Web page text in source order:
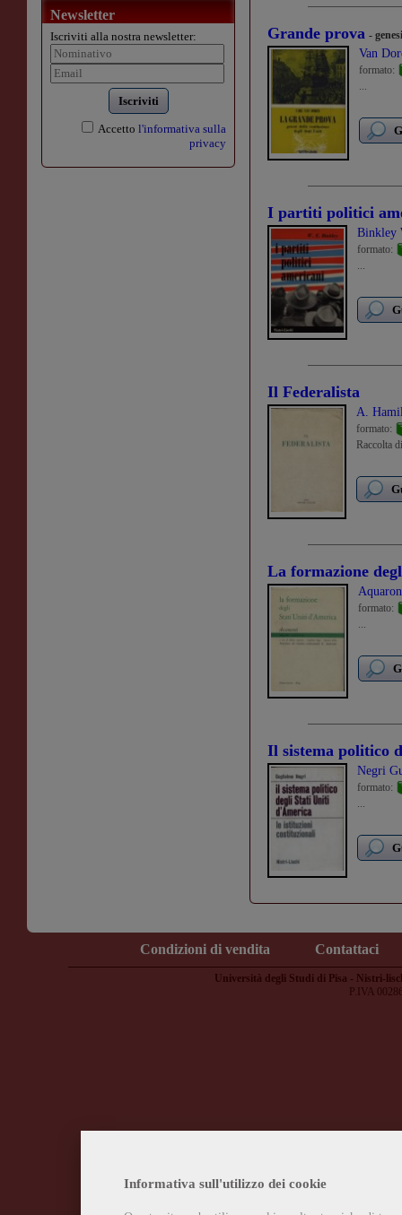
Informativa sull'utilizzo dei cookie
Newsletter
Iscriviti alla nostra newsletter:
Iscriviti
Accetto l'informativa sulla
privacy
Grande prova -
Van
formato:
...
I partiti politici
Binkley
formato:
...
Il Federalista
A.
formato:
Raccolta
La formazione
formato:
...
Il sistema politico
Negri
formato:
...
Condizioni di vendita Contattaci
Università degli Studi di Pisa - Nistri-
P.IVA